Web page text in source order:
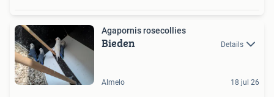
Agapornis rosecollies
Bieden Details
Almelo 18 jul 26